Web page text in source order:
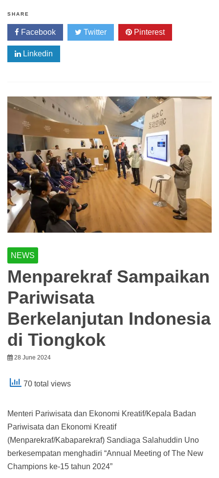
SHARE
Facebook Twitter Pinterest
Linkedin
NEWS
Menparekraf Sampaikan
Pariwisata
Berkelanjutan Indonesia
di Tiongkok
28 June 2024
70 total views
Menteri Pariwisata dan Ekonomi Kreatif/Kepala Badan
Pariwisata dan Ekonomi Kreatif
(Menparekraf/Kabaparekraf) Sandiaga Salahuddin Uno
berkesempatan menghadiri “Annual Meeting of The New
Champions ke-15 tahun 2024”